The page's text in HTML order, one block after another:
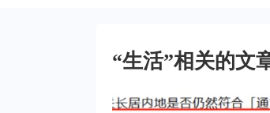
“生活”相关的文